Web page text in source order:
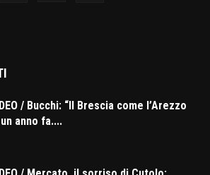
/ Bucchi: “Il Brescia come l’Arezzo
anno fa....